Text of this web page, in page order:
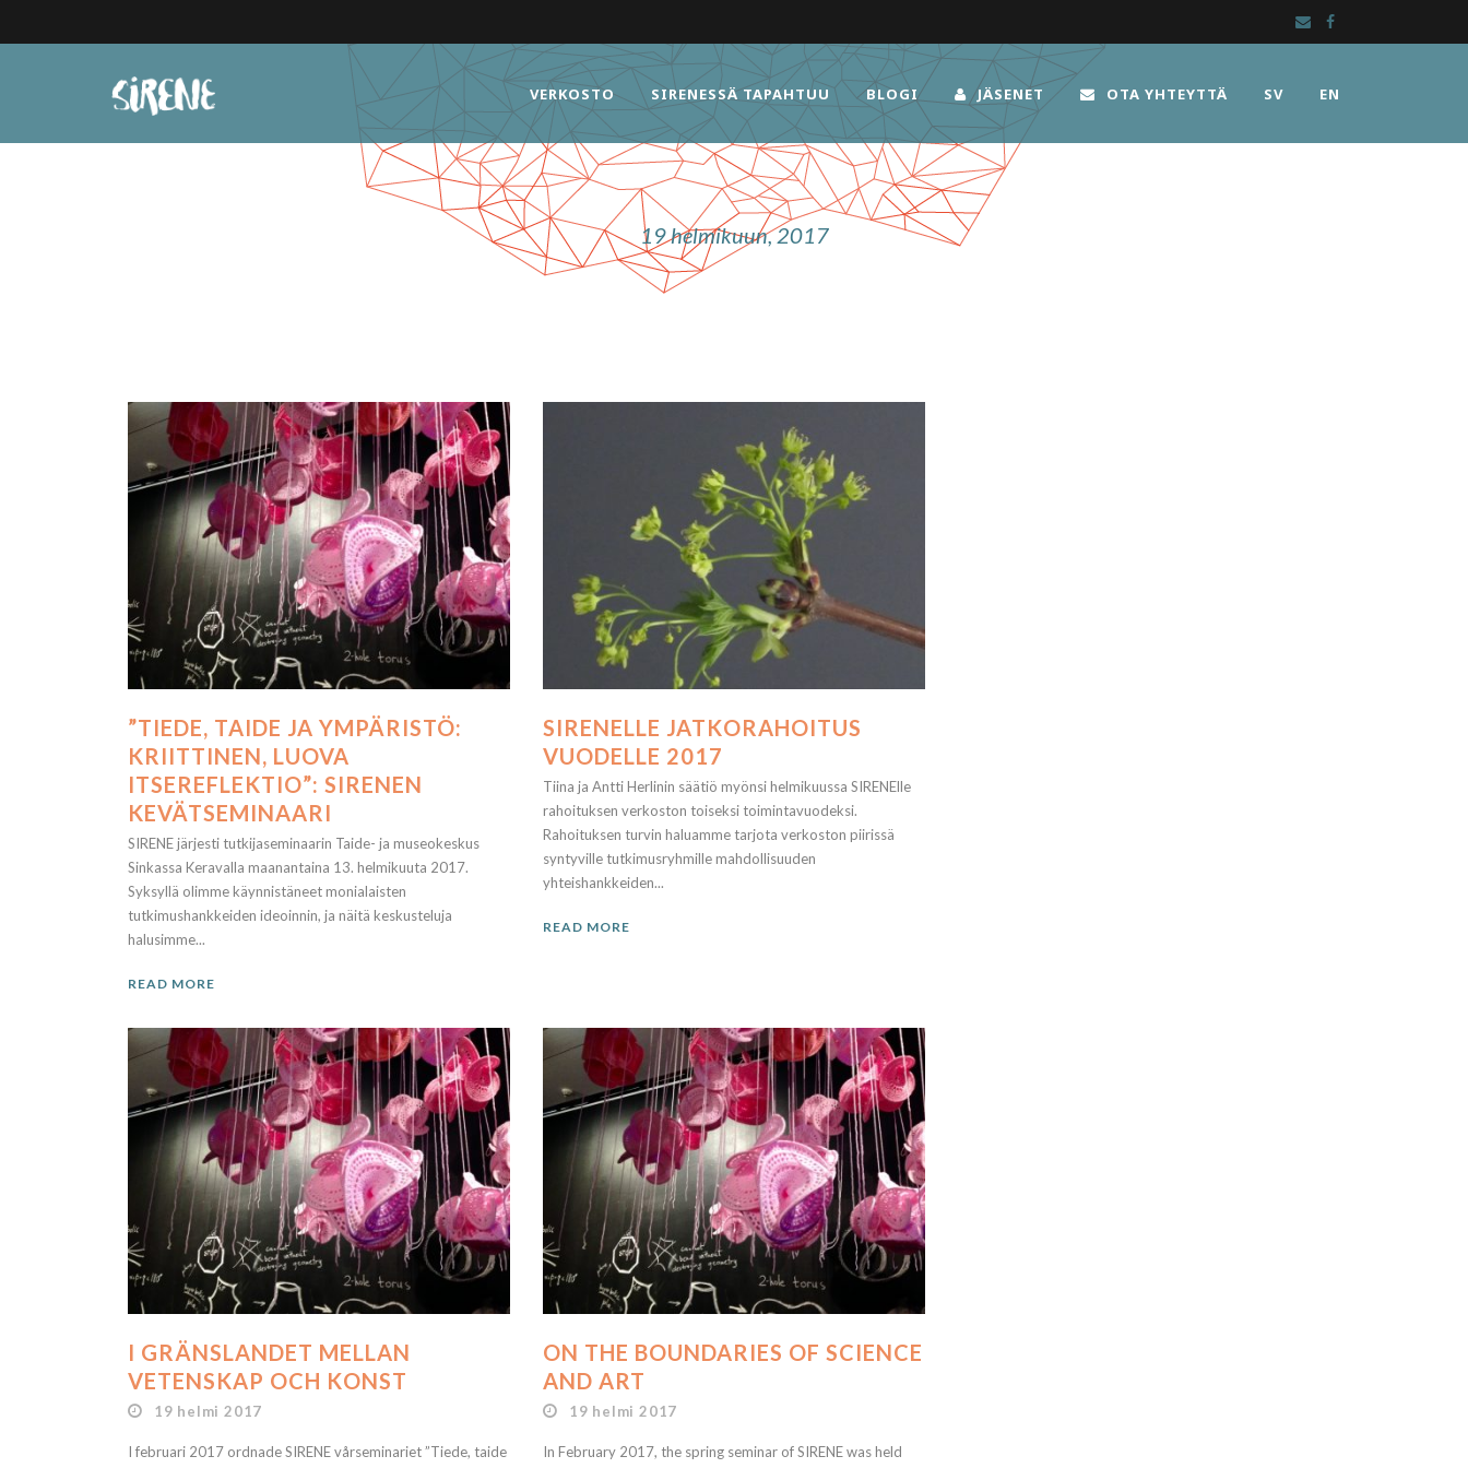
VERKOSTO SIRENESSÄ TAPAHTUU BLOGI JÄSENET OTA YHTEYTTÄ SV EN
19 helmikuun, 2017
”TIEDE, TAIDE JA YMPÄRISTÖ:
KRIITTINEN, LUOVA
ITSEREFLEKTIO”: SIRENEN
KEVÄTSEMINAARI
SIRENE järjesti tutkijaseminaarin Taide- ja museokeskus
Sinkassa Keravalla maanantaina 13. helmikuuta 2017.
Syksyllä olimme käynnistäneet monialaisten
tutkimushankkeiden ideoinnin, ja näitä keskusteluja
halusimme...
READ MORE
SIRENELLE JATKORAHOITUS
VUODELLE 2017
Tiina ja Antti Herlinin säätiö myönsi helmikuussa SIRENElle
rahoituksen verkoston toiseksi toimintavuodeksi.
Rahoituksen turvin haluamme tarjota verkoston piirissä
syntyville tutkimusryhmille mahdollisuuden
yhteishankkeiden...
READ MORE
I GRÄNSLANDET MELLAN
VETENSKAP OCH KONST
19 helmi 2017
I februari 2017 ordnade SIRENE vårseminariet ”Tiede, taide
ON THE BOUNDARIES OF SCIENCE
AND ART
19 helmi 2017
In February 2017, the spring seminar of SIRENE was held